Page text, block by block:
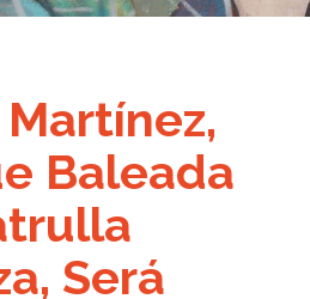
Baleada
Será